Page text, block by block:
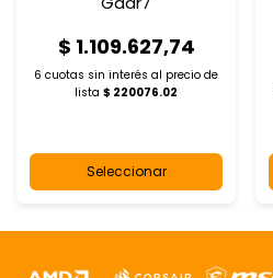
$ 1.109.627,74
6 cuotas sin interés al precio de
lista$ 220076.02
Seleccionar